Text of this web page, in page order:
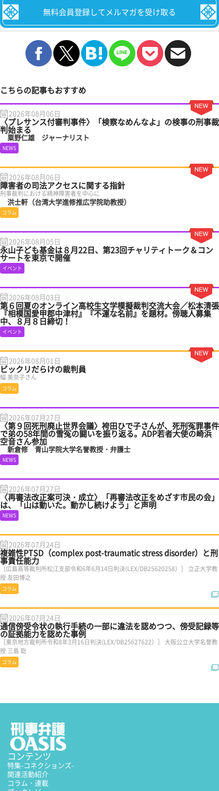
無料会員登録してメルマガを受け取る
こちらの記事もおすすめ
2026年08月06日
〈プレサンス付審判事件〉「検察なめんなよ」の検事の刑事裁
判始まる
粟野仁雄 ジャーナリスト
NEWS
2026年08月06日
障害者の司法アクセスに関する指針
刑事裁判における精神障害者を中心に
洪士軒（台湾大学進修推広学院助教授）
コラム
2026年08月05日
永山子ども基金は８月22日、第23回チャリティトーク＆コン
サートを東京で開催
イベント
2026年08月03日
第６回夏のオンライン高校生文学模擬裁判交流大会／松本清張
『相模国愛甲郡中津村』『不運な名前』を題材。傍聴人募集
中、８月８日締切！
イベント
2026年08月01日
ビックリだらけの裁判員
幅 美奈子さん
コラム
2026年07月27日
〈第９回死刑廃止世界会議〉袴田ひで子さんが、死刑冤罪事件
で弟の58年間の雪冤の闘いを振り返る。ADP若者大使の崎浜
空音さん参加
新倉修 青山学院大学名誉教授・弁護士
NEWS
2026年07月27日
〈再審法改正案可決・成立〉「再審法改正をめざす市民の会」
は、「山は動いた。動かし続けよう」と声明
NEWS
2026年07月24日
複雑性PTSD（complex post-traumatic stress disorder）と刑
事責任能力
［広島高等裁判所松江支部令和6年6月14日判決(LEX/DB25620258）］ 立正大学教
授 友田博之
コラム
2026年07月24日
通信傍受令状の執行手続の一部に違法を認めつつ、傍受記録等
の証拠能力を認めた事例
［東京地方裁判所令和8年3月16日判決(LEX/DB25627622）］ 大阪公立大学名誉教
授 三島 聡
コラム
コンテンツ
特集-コネクションズ-
関連活動紹介
コラム・連載